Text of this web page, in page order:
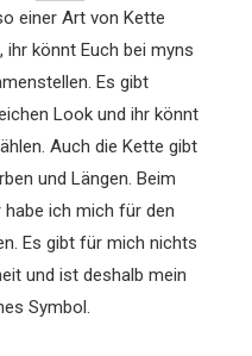
einer Art von Kette
könnt Euch bei myns
Es gibt
Look und ihr könnt
Auch die Kette gibt
und Längen. Beim
habe ich mich für den
Es gibt für mich nichts
und ist deshalb mein
Symbol.